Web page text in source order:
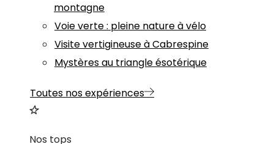
montagne
Voie verte : pleine nature à vélo
Visite vertigineuse à Cabrespine
Mystères au triangle ésotérique
Toutes nos expériences
Nos tops